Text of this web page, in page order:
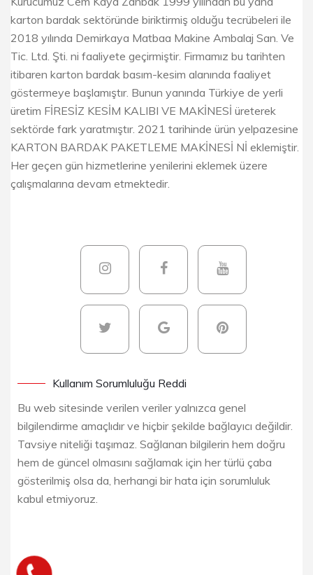
karton bardak sektöründe biriktirmiş olduğu tecrübeleri ile
2018 yılında Demirkaya Matbaa Makine Ambalaj San. Ve
Tic. Ltd. Şti. ni faaliyete geçirmiştir. Firmamız bu tarihten
itibaren karton bardak basım-kesim alanında faaliyet
göstermeye başlamıştır. Bunun yanında Türkiye de yerli
üretim FİRESİZ KESİM KALIBI VE MAKİNESİ üreterek
sektörde fark yaratmıştır. 2021 tarihinde ürün yelpazesine
KARTON BARDAK PAKETLEME MAKİNESİ Nİ eklemiştir.
Her geçen gün hizmetlerine yenilerini eklemek üzere
çalışmalarına devam etmektedir.
Kullanım Sorumluluğu Reddi
Bu web sitesinde verilen veriler yalnızca genel
bilgilendirme amaçlıdır ve hiçbir şekilde bağlayıcı değildir.
Tavsiye niteliği taşımaz. Sağlanan bilgilerin hem doğru
hem de güncel olmasını sağlamak için her türlü çaba
gösterilmiş olsa da, herhangi bir hata için sorumluluk
kabul etmiyoruz.